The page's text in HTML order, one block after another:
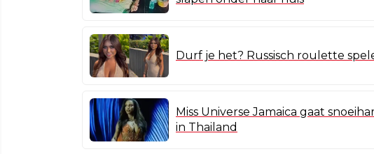
Durf je het? Russisch roulette
Miss Universe Jamaica gaat
in Thailand